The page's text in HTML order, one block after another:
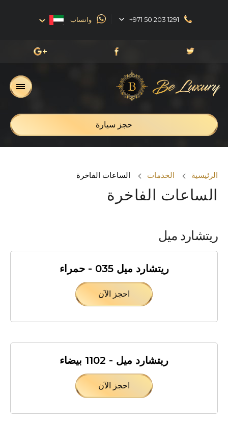
+971 50 203 1291 واتساب
حجز سيارة
الرئيسية الخدمات الساعات الفاخرة
الساعات الفاخرة
ريتشارد ميل
ريتشارد ميل 035 - حمراء
احجز الآن
ريتشارد ميل - 1102 بيضاء
احجز الآن